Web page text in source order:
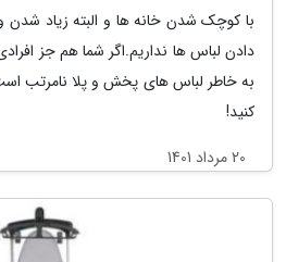
با کوچک شدن خانه ها و البته زیاد شدن
دادن لباس ها نداریم.اگر شما هم جز
به خاطر لباس های پخش و پلا نامرتب
کنید!
20 مرداد 1401